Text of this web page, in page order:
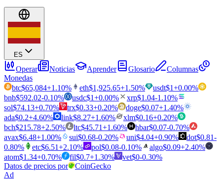
ES
Operar Noticias Aprender Glosario
Columnas
Monedas
btc$65,084+1.10% eth$1,925.65+1.50% usdt$1+0.00%
bnb$592.02-0.10% usdc$1+0.00% xrp$1.04-1.10%
sol$74.13+0.70% trx$0.33+0.20% doge$0.07+1.40%
ada$0.2+4.60% link$8.27+1.60% xlm$0.16+0.20%
bch$215.78+2.50% ltc$45.71+1.60% hbar$0.07-0.70%
avax$6.48+1.00% sui$0.68-0.20% uni$4.04+0.90% dot$0.81-
0.80% etc$6.51+2.10% pol$0.08-0.10% algo$0.09+2.40%
atom$1.34+0.70% fil$0.7+1.30% vet$0-0.30%
Datos de precios por
CoinGecko
Ad